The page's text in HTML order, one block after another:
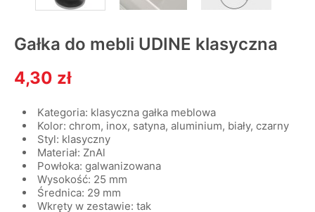
Gałka do mebli UDINE klasyczna
4,30 zł
Kategoria: klasyczna gałka meblowa
Kolor: chrom, inox, satyna, aluminium, biały, czarny
Styl: klasyczny
Materiał: ZnAl
Powłoka: galwanizowana
Wysokość: 25 mm
Średnica: 29 mm
Wkręty w zestawie: tak